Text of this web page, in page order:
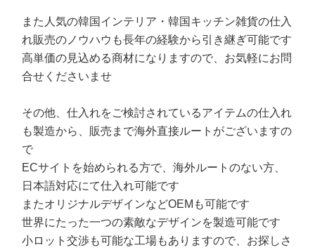
また人気の韓国インテリア・韓国キッチン雑貨の仕入
れ販売のノウハウも長年の経験から引き継ぎ可能です
高単価の見込める商材になりますので、お気軽にお問
合せくださいませ
その他、仕入れをご検討されているアイテムの仕入れ
も製造から、販売まで海外直接ルートがございますの
で
ECサイトを始められる方で、海外ルートのない方、
日本語対応にて仕入れ可能です
またオリジナルデザインなどOEMも可能です
世界にたった一つの素敵なデザインを製造可能です
小ロット交渉も可能な工場もありますので、お探しさ